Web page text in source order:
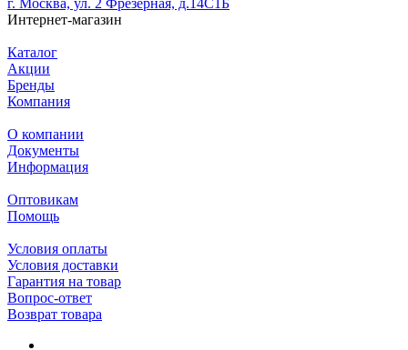
г. Москва, ул. 2 Фрезерная, д.14С1Б
Интернет-магазин
Каталог
Акции
Бренды
Компания
О компании
Документы
Информация
Оптовикам
Помощь
Условия оплаты
Условия доставки
Гарантия на товар
Вопрос-ответ
Возврат товара